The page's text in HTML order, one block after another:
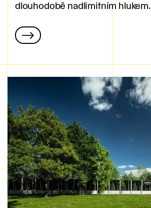
dlouhodobě nadlimitním hlukem.